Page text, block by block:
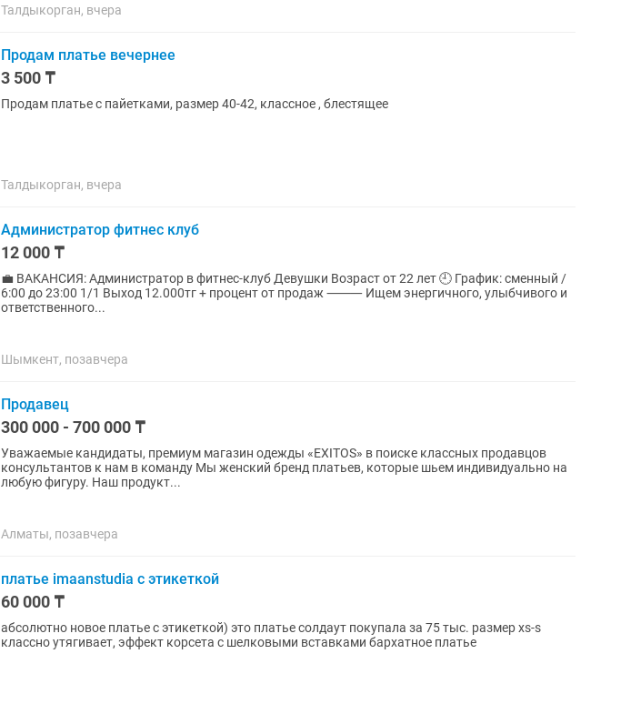
Талдыкорган, вчера
Продам платье вечернее
3 500 ₸
Продам платье с пайетками, размер 40-42, классное , блестящее
Талдыкорган, вчера
Администратор фитнес клуб
12 000 ₸
💼 ВАКАНСИЯ: Администратор в фитнес-клуб Девушки Возраст от 22 лет 🕘 График: сменный /
6:00 до 23:00 1/1 Выход 12.000тг + процент от продаж ⸻ Ищем энергичного, улыбчивого и
ответственного...
Шымкент, позавчера
Продавец
300 000 - 700 000 ₸
Уважаемые кандидаты, премиум магазин одежды «EXITOS» в поиске классных продавцов
консультантов к нам в команду Мы женский бренд платьев, которые шьем индивидуально на
любую фигуру. Наш продукт...
Алматы, позавчера
платье imaanstudia с этикеткой
60 000 ₸
абсолютно новое платье с этикеткой) это платье солдаут покупала за 75 тыс. размер xs-s
классно утягивает, эффект корсета с шелковыми вставками бархатное платье